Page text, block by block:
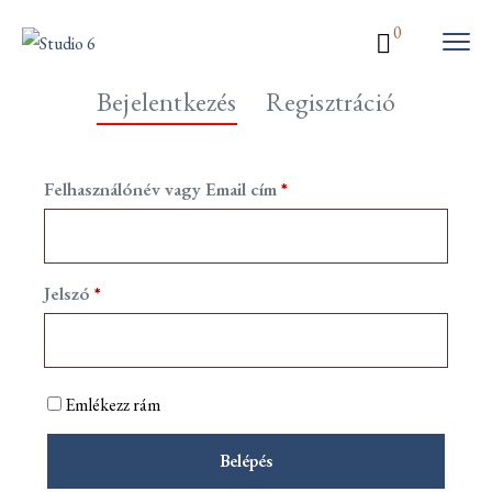
0
Bejelentkezés Regisztráció
Felhasználónév vagy Email cím*
Jelszó *
Emlékezz rám
Belépés